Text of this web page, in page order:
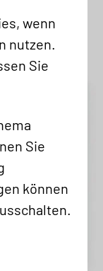
wenn
nutzen.
Sie
Sie
können